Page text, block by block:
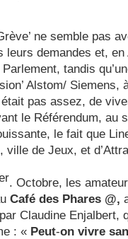
ne semble pas
leurs demandes et,
tandis
Alstom/ Siemens,
pas assez, de
le Référendum, au
le fait que
ville de Jeux, et
. Octobre, les
Café des Phares @,
par Claudine Enjalbert,
: « Peut-on vivre